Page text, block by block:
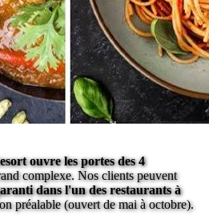
ouvre les portes des 4
complexe. Nos clients peuvent
dans l'un des restaurants à
préalable (ouvert de mai à octobre).